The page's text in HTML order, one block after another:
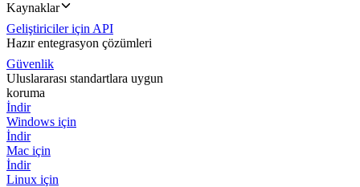
Kaynaklar
Geliştiriciler için API
Hazır entegrasyon çözümleri
Güvenlik
Uluslararası standartlara uygun
koruma
İndir
Windows için
İndir
Mac için
İndir
Linux için